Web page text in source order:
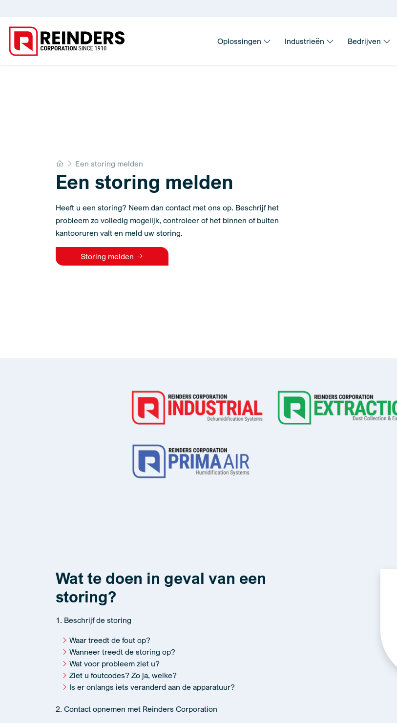
Oplossingen Industrieën Bedrijven
Home
Een storing melden
Een storing melden
Heeft u een storing? Neem dan contact met ons op. Beschrijf het
probleem zo volledig mogelijk, controleer of het binnen of buiten
kantooruren valt en meld uw storing.
Storing melden
Wat te doen in geval van een
storing?
1. Beschrijf de storing
Waar treedt de fout op?
Wanneer treedt de storing op?
Wat voor probleem ziet u?
Ziet u foutcodes? Zo ja, welke?
Is er onlangs iets veranderd aan de apparatuur?
2. Contact opnemen met Reinders Corporation